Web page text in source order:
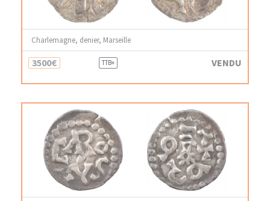
Charlemagne, denier, Marseille
3500€ TTB+ VENDU